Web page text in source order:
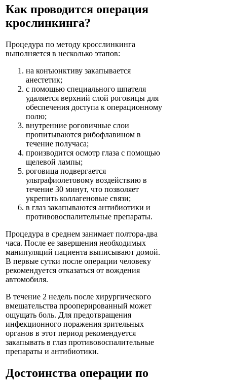
Как проводится операция
крослинкинга?
Процедура по методу кросслинкинга
выполняется в несколько этапов:
на конъюнктиву закапывается
анестетик;
с помощью специального шпателя
удаляется верхний слой роговицы для
обеспечения доступа к операционному
полю;
внутренние роговичные слои
пропитываются рибофлавином в
течение получаса;
производится осмотр глаза с помощью
щелевой лампы;
роговица подвергается
ультрафиолетовому воздействию в
течение 30 минут, что позволяет
укрепить коллагеновые связи;
в глаз закапываются антибиотики и
противовоспалительные препараты.
Процедура в среднем занимает полтора-два
часа. После ее завершения необходимых
манипуляций пациента выписывают домой.
В первые сутки после операции человеку
рекомендуется отказаться от вождения
автомобиля.
В течение 2 недель после хирургического
вмешательства прооперированный может
ощущать боль. Для предотвращения
инфекционного поражения зрительных
органов в этот период рекомендуется
закапывать в глаз противовоспалительные
препараты и антибиотики.
Достоинства операции по